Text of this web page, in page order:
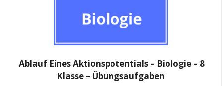
Ablauf Eines Aktionspotentials – Biologie – 8
Klasse – Übungsaufgaben